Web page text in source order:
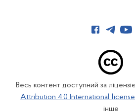
Весь контент доступний за
Attribution 4.0 International license
інше